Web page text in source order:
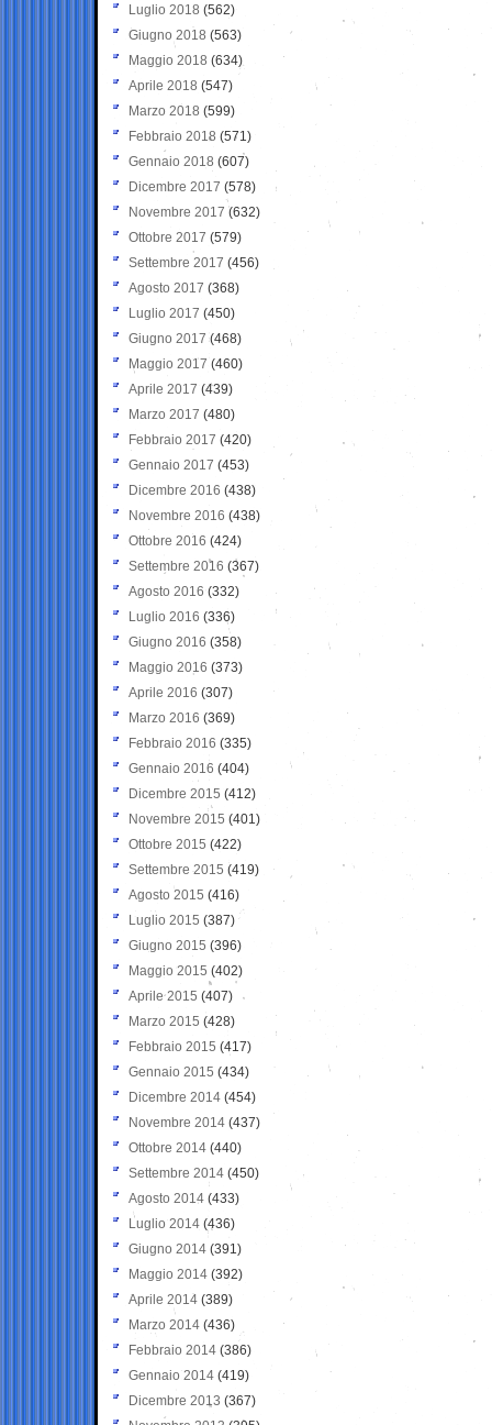
Luglio 2018 (562)
Giugno 2018 (563)
Maggio 2018 (634)
Aprile 2018 (547)
Marzo 2018 (599)
Febbraio 2018 (571)
Gennaio 2018 (607)
Dicembre 2017 (578)
Novembre 2017 (632)
Ottobre 2017 (579)
Settembre 2017 (456)
Agosto 2017 (368)
Luglio 2017 (450)
Giugno 2017 (468)
Maggio 2017 (460)
Aprile 2017 (439)
Marzo 2017 (480)
Febbraio 2017 (420)
Gennaio 2017 (453)
Dicembre 2016 (438)
Novembre 2016 (438)
Ottobre 2016 (424)
Settembre 2016 (367)
Agosto 2016 (332)
Luglio 2016 (336)
Giugno 2016 (358)
Maggio 2016 (373)
Aprile 2016 (307)
Marzo 2016 (369)
Febbraio 2016 (335)
Gennaio 2016 (404)
Dicembre 2015 (412)
Novembre 2015 (401)
Ottobre 2015 (422)
Settembre 2015 (419)
Agosto 2015 (416)
Luglio 2015 (387)
Giugno 2015 (396)
Maggio 2015 (402)
Aprile 2015 (407)
Marzo 2015 (428)
Febbraio 2015 (417)
Gennaio 2015 (434)
Dicembre 2014 (454)
Novembre 2014 (437)
Ottobre 2014 (440)
Settembre 2014 (450)
Agosto 2014 (433)
Luglio 2014 (436)
Giugno 2014 (391)
Maggio 2014 (392)
Aprile 2014 (389)
Marzo 2014 (436)
Febbraio 2014 (386)
Gennaio 2014 (419)
Dicembre 2013 (367)